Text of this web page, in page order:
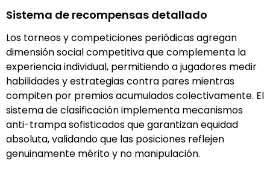
Sistema de recompensas detallado
Los torneos y competiciones periódicas agregan
dimensión social competitiva que complementa la
experiencia individual, permitiendo a jugadores medir
habilidades y estrategias contra pares mientras
compiten por premios acumulados colectivamente. El
sistema de clasificación implementa mecanismos
anti-trampa sofisticados que garantizan equidad
absoluta, validando que las posiciones reflejen
genuinamente mérito y no manipulación.